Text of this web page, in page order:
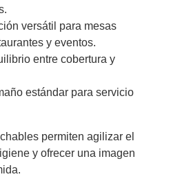
versátil para mesas
y eventos.
entre cobertura y
estándar para servicio
permiten agilizar el
y ofrecer una imagen